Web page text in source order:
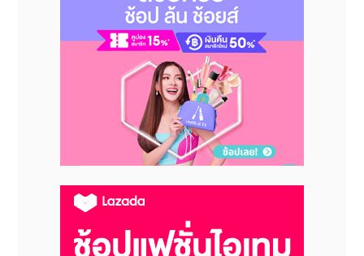
ประวัติศาสตร์ของคริสเตียนผู้ซ่อนเร้น แหล่งมรดกโลก
ทัศนียภาพอันงดงาม และอาหารอันเป็นเอกลักษณ์ของหมู่
เกาะโกโตะให้เป็นที่รู้จักในต่างประเทศอย่างต่อเนื่อง ภายใต้
สโลแกน “หมู่เกาะโกโตะ สวรรค์ซ่อนเร้นแห่งญี่ปุ่น” โดย
เมืองโกโตะจะนำเสนอการเดินทางสุดพิเศษเพื่อสัมผัส
เสน่ห์อันลึกซึ้งของหมู่เกาะโกโตะ “สวรรค์อันบริสุทธิ์” เพื่อ
ให้นักท่องเที่ยวได้สัมผัสแก่นแท้ของญี่ปุ่นโดยไม่ต้องเบียด
เมืองโกโตะตั้งอยู่ทางตะวันตกเฉียงใต้ของหมู่เกาะโกโตะ
และเป็นเทศบาลเมืองที่ประกอบด้วยเกาะหลักสามเกาะ
ได้แก่ เกาะฟุกุเอะ เกาะนารุ และเกาะฮิซากะ พร้อมด้วยเกาะ
น้อยใหญ่อีก 60 เกาะ สิ่งที่น่าสนใจในเมืองมีความเชื่อมโยง
กับประวัติศาสตร์แห่งศรัทธาอันลึกซึ้ง ซึ่งครอบคลุมถึงองค์